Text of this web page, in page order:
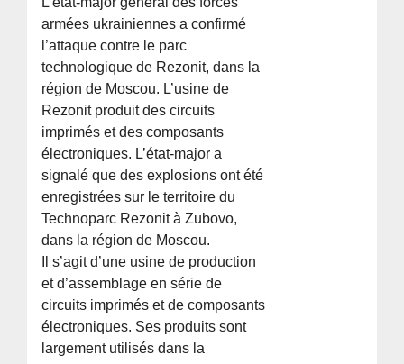
armées ukrainiennes a confirmé
l’attaque contre le parc
technologique de Rezonit, dans la
région de Moscou. L’usine de
Rezonit produit des circuits
imprimés et des composants
électroniques. L’état-major a
signalé que des explosions ont été
enregistrées sur le territoire du
Technoparc Rezonit à Zubovo,
dans la région de Moscou.
Il s’agit d’une usine de production
et d’assemblage en série de
circuits imprimés et de composants
électroniques. Ses produits sont
largement utilisés dans la